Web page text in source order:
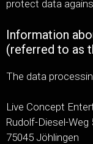
protect data
Information
(referred to as
The data
Live Concept
Rudolf-Diesel-Weg
75045 Jöhlingen